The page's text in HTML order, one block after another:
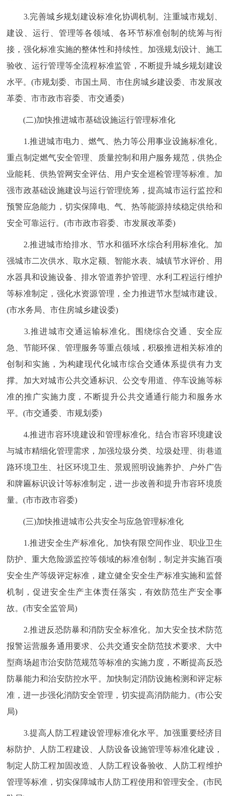
3.完善城乡规划建设标准化协调机制。注重城市规划、
建设、运行、管理等各领域、各环节标准创制的统筹与衔
接，强化标准实施的整体性和持续性。加强规划设计、施工
验收、运行管理等全流程标准监管，不断提升城乡规划建设
水平。(市规划委、市国土局、市住房城乡建设委、市发展改
革委、市市政市容委、市交通委)
(二)加快推进城市基础设施运行管理标准化
1.推进城市电力、燃气、热力等公用事业设施标准化。
重点制定燃气安全管理、质量控制和用户服务规范，供热企
业能耗、供热管网安全评估、用户安全巡检管理等标准。加
强市政基础设施建设与运行管理统筹，提高城市运行监控和
预警应急能力，切实保障电、气、热等能源持续稳定供给和
安全可靠运行。(市市政市容委、市发展改革委)
2.推进城市给排水、节水和循环水综合利用标准化。加
强城市二次供水、取水定额、智能水表、城镇节水评价、用
水器具和设施设备、排水管道养护管理、水利工程运行维护
等标准制定，强化水资源管理，全力推进节水型城市建设。
(市水务局、市住房城乡建设委)
3.推进城市交通运输标准化。围绕综合交通、安全应
急、节能环保、管理服务等重点领域，积极推进相关标准的
创制和实施，为构建现代化城市综合交通体系提供有力支
撑。加大对城市公共交通标识、公交专用道、停车设施等标
准的推广实施力度，不断提升公共交通通行能力和服务水
平。(市交通委、市规划委)
4.推进市容环境建设和管理标准化。结合市容环境建设
与城市精细化管理需求，加强垃圾分类、垃圾处理、街巷道
路环境卫生、社区环境卫生、景观照明设施养护、户外广告
和牌匾标识设计等标准制定，进一步改善和提升市容环境质
量。(市市政市容委)
(三)加快推进城市公共安全与应急管理标准化
1.推进安全生产标准化。加快有限空间作业、职业卫生
防护、重大危险源监控等领域的标准创制，制定并实施百项
安全生产等级评定标准，建立健全安全生产标准实施和监督
机制，促进安全生产主体责任落实，有效防范生产安全事
故。(市安全监管局)
2.推进反恐防暴和消防安全标准化。加大安全技术防范
报警运营服务通用要求、公共交通安全防范技术要求、大中
型商场超市治安防范规范等标准的实施力度，不断提高反恐
防暴能力和治安防控水平。加快制定消防设施检测和评定标
准，进一步强化消防安全管理，切实提高消防能力。(市公安
局)
3.提高人防工程建设管理标准化水平。加强重要经济目
标防护、人防工程建设、人防设备设施管理等标准化建设，
制定人防工程加固改造、人防工程设备验收、人防工程维护
管理等标准，切实保障城市人防工程使用和管理安全。(市民